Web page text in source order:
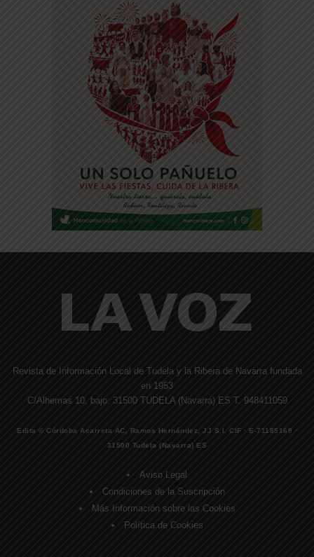
Revista de Información Local de Tudela y la Ribera de Navarra fundada
en 1953
C/Alhemas 10, bajo. 31500 TUDELA (Navarra) ES T. 948411059
Edita © Córdoba Acarreta AC, Ramos Hernández, JJ S.I. CIF · E-71185169 ·
31500 Tudela (Navarra) ES
Aviso Legal
Condiciones de la Suscripción
Más Información sobre las Cookies
Política de Cookies